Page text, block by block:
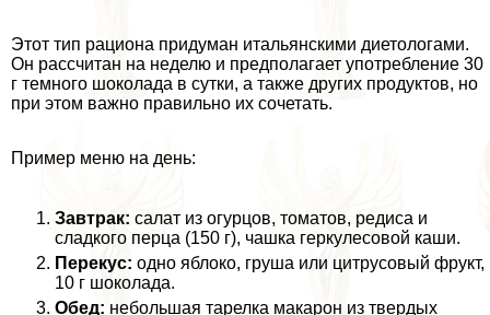
Этот тип рациона придуман итальянскими диетологами.
Он рассчитан на неделю и предполагает употрeбление 30
г темного шоколада в сутки, а также других продуктов, но
при этом важно правильно их сочетать.
Пример меню на день:
Завтpaк: салат из огурцов, томатов, редиса и
сладкого перца (150 г), чашка геркулесовой каши.
Перекус: одно яблоко, груша или цитрусовый фрукт,
10 г шоколада.
Обед: небольшая тарелка макарон из твердых